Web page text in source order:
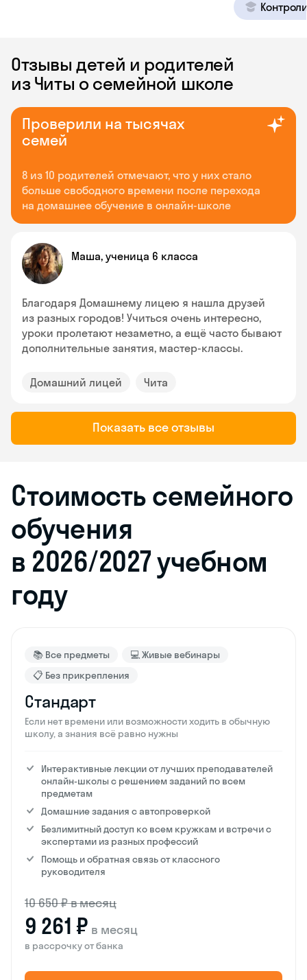
Отзывы детей и родителей
из Читы о семейной школе
Проверили на тысячах
семей
8 из 10 родителей отмечают, что у них стало
больше свободного времени после перехода
на домашнее обучение в онлайн-школе
Маша, ученица 6 класса
Благодаря Домашнему лицею я нашла друзей
из разных городов! Учиться очень интересно,
уроки пролетают незаметно, а ещё часто бывают
дополнительные занятия, мастер-классы.
Домашний лицей Чита
Показать все отзывы
Стоимость семейного
обучения
в 2026/2027 учебном
году
📚 Все предметы
💻 Живые вебинары
📋 Без прикрепления
Стандарт
Если нет времени или возможности ходить в обычную
школу, а знания всё равно нужны
Интерактивные лекции от лучших преподавателей
онлайн-школы с решением заданий по всем
предметам
Домашние задания с автопроверкой
Безлимитный доступ ко всем кружкам и встречи с
экспертами из разных профессий
Помощь и обратная связь от классного
руководителя
10 650 ₽ в месяц
9 261 ₽ в месяц
в рассрочку от банка